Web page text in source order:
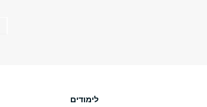
לימודים